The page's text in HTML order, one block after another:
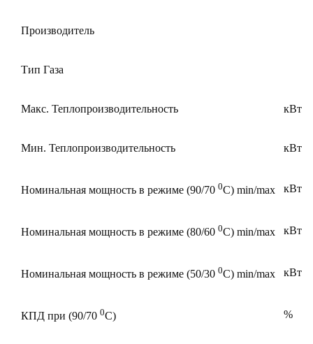
Производитель
Тип Газа
Макс. Теплопроизводительность кВт
Мин. Теплопроизводительность кВт
Номинальная мощность в режиме (90/70 0С) min/max кВт
Номинальная мощность в режиме (80/60 0С) min/max кВт
Номинальная мощность в режиме (50/30 0С) min/max кВт
КПД при (90/70 0С) %